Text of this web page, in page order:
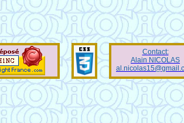
Contact:
Alain NICOLAS